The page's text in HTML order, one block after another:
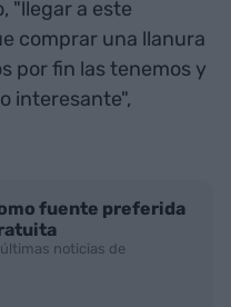
"llegar a este
comprar una llanura
por fin las tenemos y
interesante",
fuente preferida
noticias de